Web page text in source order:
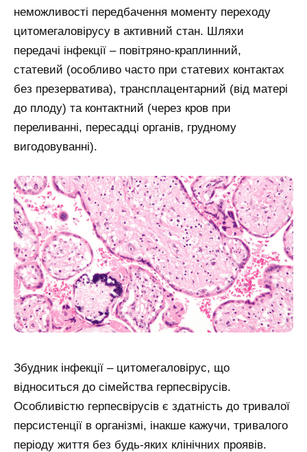
неможливості передбачення моменту переходу
цитомегаловірусу в активний стан. Шляхи
передачі інфекції – повітряно-краплинний,
статевий (особливо часто при статевих контактах
без презерватива), трансплацентарний (від матері
до плоду) та контактний (через кров при
переливанні, пересадці органів, грудному
вигодовуванні).
Збудник інфекції – цитомегаловірус, що
відноситься до сімейства герпесвірусів.
Особливістю герпесвірусів є здатність до тривалої
персистенції в організмі, інакше кажучи, тривалого
періоду життя без будь-яких клінічних проявів.